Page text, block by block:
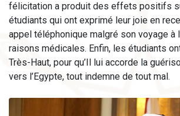
félicitation a produit des effets positifs
étudiants qui ont exprimé leur joie en
appel téléphonique malgré son voyage à
raisons médicales. Enfin, les étudiants
Très-Haut, pour qu’Il lui accorde la
vers l’Egypte, tout indemne de tout mal.